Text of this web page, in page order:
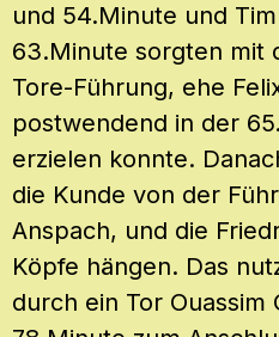
und 54.Minute und
63.Minute sorgten mit
Tore-Führung, ehe
postwendend in der
erzielen konnte.
die Kunde von der
Anspach, und die
Köpfe hängen. Das
durch ein Tor Ouassim